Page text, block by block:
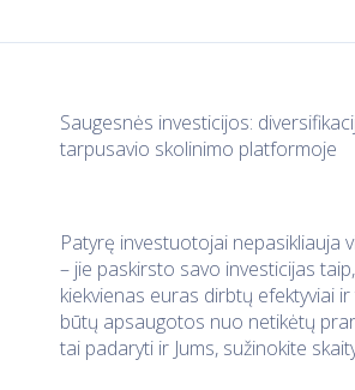
Saugesnės investicijos:
tarpusavio skolinimo platformoje
Patyrę investuotojai nepasikliauja
– jie paskirsto savo investicijas
kiekvienas euras dirbtų efektyviai
būtų apsaugotos nuo netikėtų
tai padaryti ir Jums, sužinokite